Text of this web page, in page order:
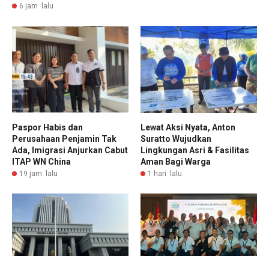
6 jam lalu
Paspor Habis dan
Perusahaan Penjamin Tak
Ada, Imigrasi Anjurkan Cabut
ITAP WN China
19 jam lalu
Lewat Aksi Nyata, Anton
Suratto Wujudkan
Lingkungan Asri & Fasilitas
Aman Bagi Warga
1 hari lalu